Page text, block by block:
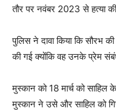
तौर पर नवंबर 2023 से हत्या की
पुलिस ने दावा किया कि सौरभ
की गई क्योंकि वह उनके प्रेम
मुस्कान को 18 मार्च को साहिल
मुस्कान ने उसे और साहिल को